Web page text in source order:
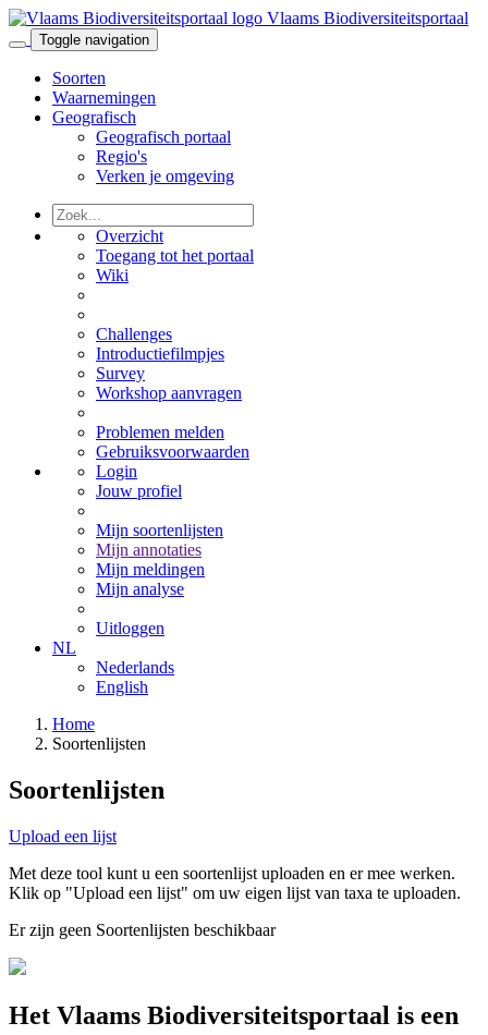
Vlaams Biodiversiteitsportaal
Toggle navigation
Soorten
Waarnemingen
Geografisch
Geografisch portaal
Regio's
Verken je omgeving
Overzicht
Toegang tot het portaal
Wiki
Challenges
Introductiefilmpjes
Survey
Workshop aanvragen
Problemen melden
Gebruiksvoorwaarden
Login
Jouw profiel
Mijn soortenlijsten
Mijn annotaties
Mijn meldingen
Mijn analyse
Uitloggen
NL
Nederlands
English
Home
Soortenlijsten
Soortenlijsten
Upload een lijst
Met deze tool kunt u een soortenlijst uploaden en er mee werken.
Klik op "Upload een lijst" om uw eigen lijst van taxa te uploaden.
Er zijn geen Soortenlijsten beschikbaar
Het Vlaams Biodiversiteitsportaal is een